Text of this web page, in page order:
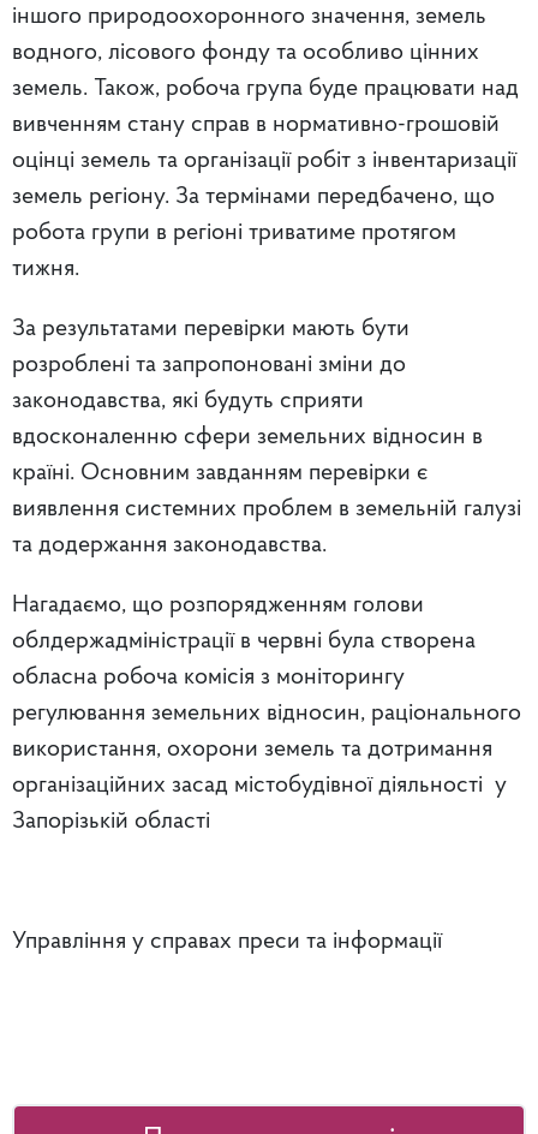
іншого природоохоронного значення, земель
водного, лісового фонду та особливо цінних
земель. Також, робоча група буде працювати над
вивченням стану справ в нормативно-грошовій
оцінці земель та організації робіт з інвентаризації
земель регіону. За термінами передбачено, що
робота групи в регіоні триватиме протягом
тижня.
За результатами перевірки мають бути
розроблені та запропоновані зміни до
законодавства, які будуть сприяти
вдосконаленню сфери земельних відносин в
країні. Основним завданням перевірки є
виявлення системних проблем в земельній галузі
та додержання законодавства.
Нагадаємо, що розпорядженням голови
облдержадміністрації в червні була створена
обласна робоча комісія з моніторингу
регулювання земельних відносин, раціонального
використання, охорони земель та дотримання
організаційних засад містобудівної діяльності у
Запорізькій області
Управління у справах преси та інформації